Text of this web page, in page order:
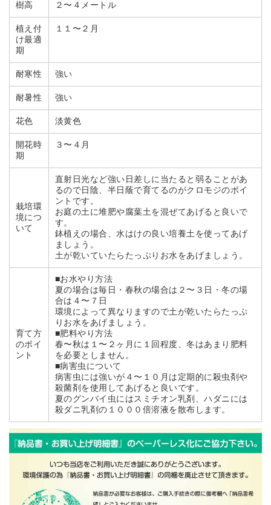
樹高 ２〜４メートル
植え付
け最適
期
１１〜２月
耐寒性 強い
耐暑性 強い
花色 淡黄色
開花時
期
３〜４月
栽培環
境につ
いて
直射日光など強い日差しに当たると弱ることがあ
るので日陰、半日蔭で育てるのがクロモジのポイ
ントです。
お庭の土に堆肥や腐葉土を混ぜてあげると良いで
す。
鉢植えの場合、水はけの良い培養土を使ってあげ
ましょう。
土が乾いていたらたっぷりお水をあげましょう。
育て方
のポイ
ント
■お水やり方法
夏の場合は毎日・春秋の場合は２〜３日・冬の場
合は４〜７日
環境によって異なりますので土が乾いたらたっぷ
りお水をあげましょう。
■肥料やり方法
春〜秋は１〜２ヶ月に１回程度、冬はあまり肥料
を必要としません。
■病害虫について
病害虫には強いが４〜１０月は定期的に殺虫剤や
殺菌剤を使用してあげると良いです。
夏のグンバイ虫にはスミチオン乳剤、ハダニには
殺ダニ乳剤の１０００倍溶液を散布します。